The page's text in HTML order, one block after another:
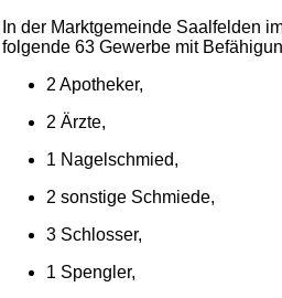
In der Marktgemeinde Saalfelden
folgende 63 Gewerbe mit
2 Apotheker,
2 Ärzte,
1 Nagelschmied,
2 sonstige Schmiede,
3 Schlosser,
1 Spengler,